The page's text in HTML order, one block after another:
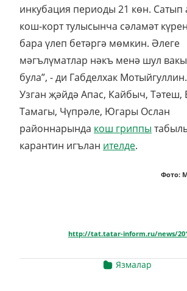
инкубация периоды 21 көн. Сатып
кош-корт тулысынча сәламәт
бара үлеп бетәргә мөмкин. Әлеге
мәгълүматлар нәкъ менә шул
була”, - ди Габделхак Мотыйгуллин.
Узган җәйдә Апас, Кайбыч, Тәтеш,
Тамагы, Чүпрәле, Югары Ослан
районнарында кош гриппы
карантин игълан ителде.
Фото:
http://tat.tatar-inform.ru/news/
Язмалар